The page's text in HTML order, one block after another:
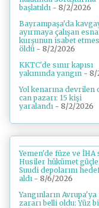
başlatıldı - 8/2/2026
Bayrampaşa'da
ayırmaya çalışan
kurşunun isabet
öldü - 8/2/2026
KKTC'de sınır kapısı
yakınında yangın - 8/
Yol kenarına devrilen
can pazarı: 15 kişi
yaralandı - 8/2/2026
Yemen'de füze ve İHA
Husiler hükümet
Suudi depolarını
aldı - 8/6/2026
Yangınların
zararı belli oldu: Yüz